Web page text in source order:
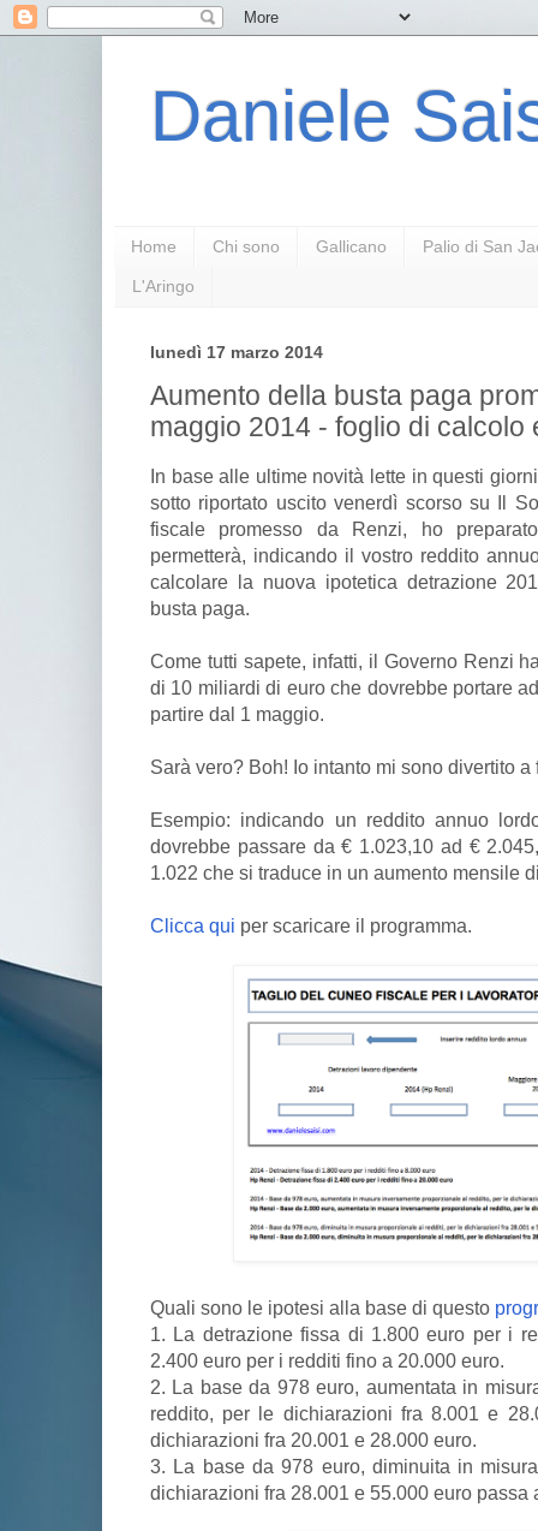
Daniele
Home Chi sono Gallicano Palio di San
L'Aringo
lunedì 17 marzo 2014
Aumento della busta paga
maggio 2014 - foglio di calcolo
In base alle ultime novità lette in questi
sotto riportato uscito venerdì scorso su Il
fiscale promesso da Renzi, ho
permetterà, indicando il vostro reddito
calcolare la nuova ipotetica detrazione
busta paga.
Come tutti sapete, infatti, il Governo Renzi
di 10 miliardi di euro che dovrebbe portare
partire dal 1 maggio.
Sarà vero? Boh! Io intanto mi sono divertito a
Esempio: indicando un reddito annuo
dovrebbe passare da € 1.023,10 ad €
1.022 che si traduce in un aumento mensile
Clicca qui per scaricare il programma.
Quali sono le ipotesi alla base di questo
1. La detrazione fissa di 1.800 euro per i
2.400 euro per i redditi fino a 20.000 euro.
2. La base da 978 euro, aumentata in
reddito, per le dichiarazioni fra 8.001 e
dichiarazioni fra 20.001 e 28.000 euro.
3. La base da 978 euro, diminuita in
dichiarazioni fra 28.001 e 55.000 euro passa